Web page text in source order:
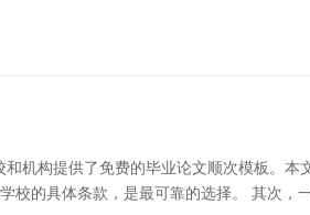
机构提供了免费的毕业论文顺次模板。本
校的具体条款，是最可靠的选择。 其次，